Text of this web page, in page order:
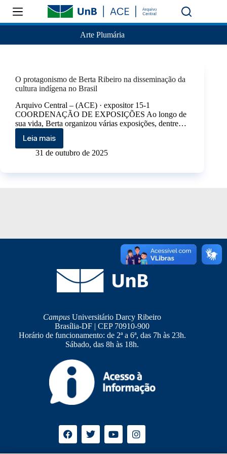
Arte Plumária
O protagonismo de Berta Ribeiro na disseminação da
cultura indígena no Brasil
Arquivo Central – (ACE) · expositor 15-1
COORDENAÇÃO DE EXPOSIÇÕES Ao longo de
sua vida, Berta organizou várias exposições, dentre…
Leia mais
31 de outubro de 2025
Campus Universitário Darcy Ribeiro
Brasília-DF | CEP 70910-900
Horário de funcionamento: de 2ª a 6ª, das 7h às 23h.
Sábado, das 8h às 18h.